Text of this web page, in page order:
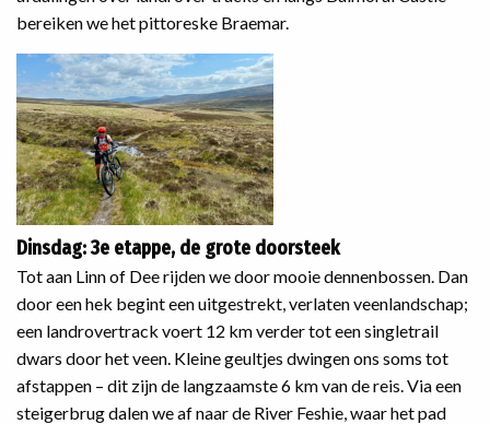
bereiken we het pittoreske Braemar.
Dinsdag: 3e etappe, de grote doorsteek
Tot aan Linn of Dee rijden we door mooie dennenbossen. Dan
door een hek begint een uitgestrekt, verlaten veenlandschap;
een landrovertrack voert 12 km verder tot een singletrail
dwars door het veen. Kleine geultjes dwingen ons soms tot
afstappen – dit zijn de langzaamste 6 km van de reis. Via een
steigerbrug dalen we af naar de River Feshie, waar het pad